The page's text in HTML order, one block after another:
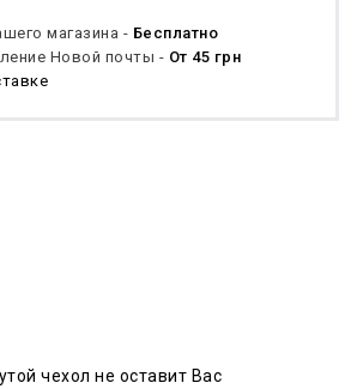
магазина - Бесплатно
Новой почты - От 45 грн
чехол не оставит Вас